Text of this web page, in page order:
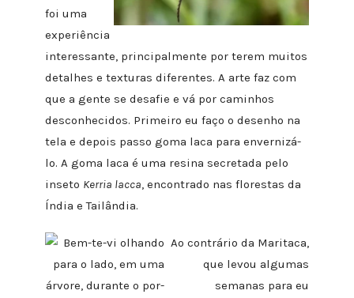
foi uma
experiência
interessante, principalmente por terem muitos
detalhes e texturas diferentes. A arte faz com
que a gente se desafie e vá por caminhos
desconhecidos. Primeiro eu faço o desenho na
tela e depois passo goma laca para envernizá-
lo. A goma laca é uma resina secretada pelo
inseto Kerria lacca, encontrado nas florestas da
Índia e Tailândia.
Ao contrário da Maritaca,
que levou algumas
semanas para eu